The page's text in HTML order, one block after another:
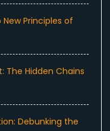
Principles of
The Hidden Chains
Debunking the